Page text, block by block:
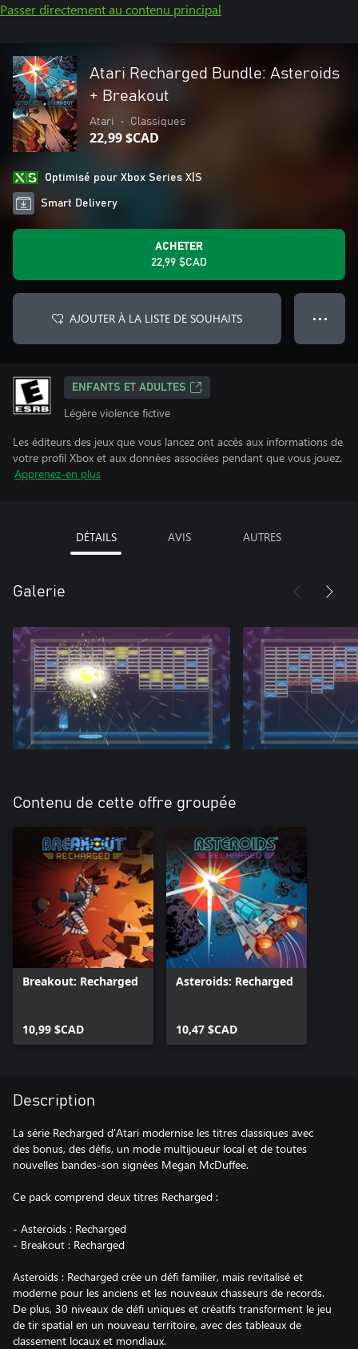
Passer directement au contenu principal
Atari Recharged Bundle: Asteroids
+ Breakout
Atari • Classiques
22,99 $CAD
Optimisé pour Xbox Series X|S
Smart Delivery
ACHETER
22,99 $CAD
AJOUTER À LA LISTE DE SOUHAITS ● ● ●
ENFANTS ET ADULTES
Légère violence fictive
Les éditeurs des jeux que vous lancez ont accès aux informations de
votre profil Xbox et aux données associées pendant que vous jouez.
Apprenez-en plus
DÉTAILS AVIS AUTRES
Galerie
Contenu de cette offre groupée
Breakout: Recharged
10,99 $CAD
Asteroids: Recharged
10,47 $CAD
Description
La série Recharged d'Atari modernise les titres classiques avec
des bonus, des défis, un mode multijoueur local et de toutes
nouvelles bandes-son signées Megan McDuffee.
Ce pack comprend deux titres Recharged :
- Asteroids : Recharged
- Breakout : Recharged
Asteroids : Recharged crée un défi familier, mais revitalisé et
moderne pour les anciens et les nouveaux chasseurs de records.
De plus, 30 niveaux de défi uniques et créatifs transforment le jeu
de tir spatial en un nouveau territoire, avec des tableaux de
classement locaux et mondiaux.